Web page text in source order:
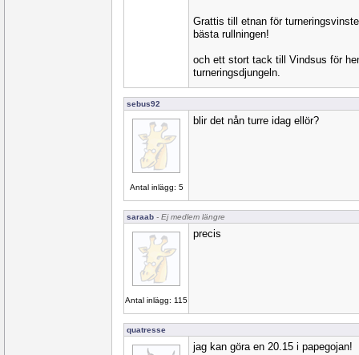
Grattis till etnan för
bästa rullningen!
och ett stort tack till Vindsus för
turneringsdjungeln.
sebus92
Antal inlägg: 5
blir det nån turre idag ellör?
saraab - Ej medlem längre
Antal inlägg: 115
precis
quatresse
jag kan göra en 20.15 i papegojan!